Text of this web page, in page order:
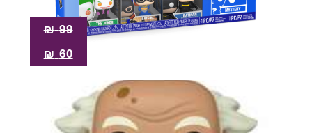
99
₪
60
₪